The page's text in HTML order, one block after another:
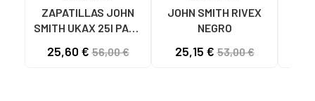
ZAPATILLAS JOHN
SMITH UKAX 25I PARA
25,60 €56,00 €
JOHN SMITH RIVEX
NEGRO
25,15 €53,00 €